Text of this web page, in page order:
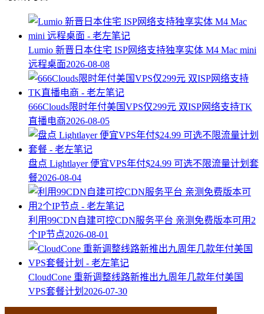
Lumio 新晋日本住宅 ISP网络支持独享实体 M4 Mac mini
远程桌面2026-08-08
666Clouds限时年付美国VPS仅299元 双ISP网络支持TK
直播电商2026-08-05
盘点 Lightlayer 便宜VPS年付$24.99 可选不限流量计划套
餐2026-08-04
利用99CDN自建可控CDN服务平台 亲测免费版本可用2
个IP节点2026-08-01
CloudCone 重新调整线路新推出九周年几款年付美国
VPS套餐计划 2026-07-30